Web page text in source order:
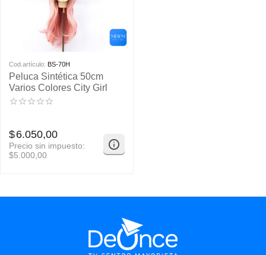
Cod.artículo: BS-70H
Peluca Sintética 50cm
Varios Colores City Girl
$6.050,00
Precio sin impuesto:
$5.000,00